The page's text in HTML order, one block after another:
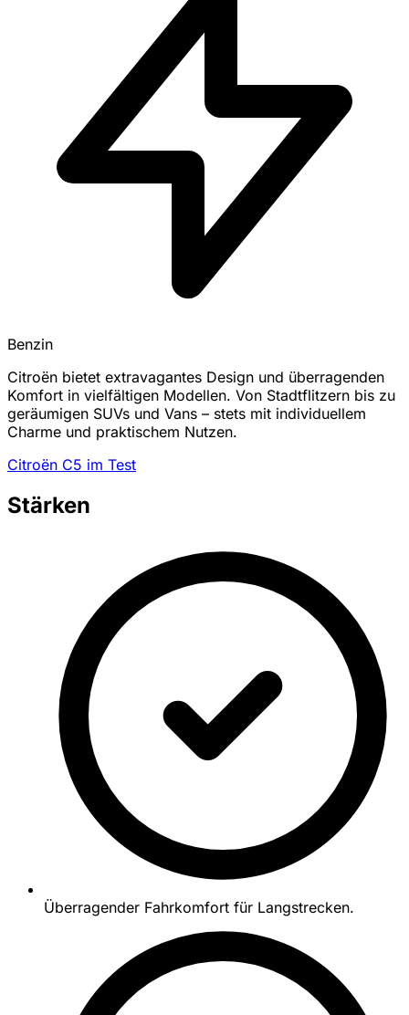
Benzin
Citroën bietet extravagantes Design und überragenden
Komfort in vielfältigen Modellen. Von Stadtflitzern bis zu
geräumigen SUVs und Vans – stets mit individuellem
Charme und praktischem Nutzen.
Citroën C5 im Test
Stärken
Überragender Fahrkomfort für Langstrecken.